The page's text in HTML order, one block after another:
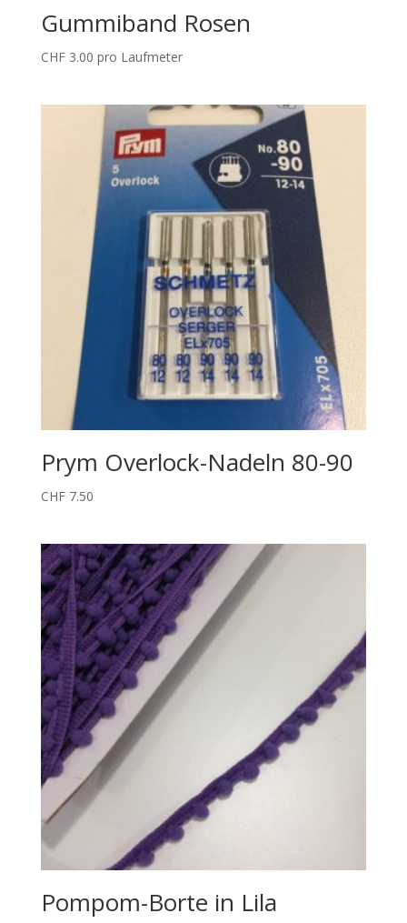
Gummiband Rosen
CHF3.00 pro Laufmeter
Prym Overlock-Nadeln 80-90
CHF7.50
Pompom-Borte in Lila